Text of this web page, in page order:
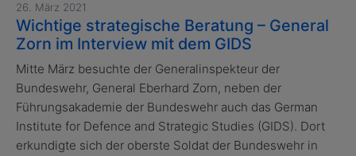
26. März 2021
Wichtige strategische Beratung – General
Zorn im Interview mit dem GIDS
Mitte März besuchte der Generalinspekteur der
Bundeswehr, General Eberhard Zorn, neben der
Führungsakademie der Bundeswehr auch das German
Institute for Defence and Strategic Studies (GIDS). Dort
erkundigte sich der oberste Soldat der Bundeswehr in